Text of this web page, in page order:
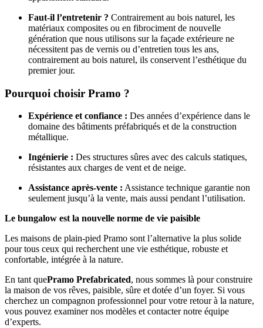
Faut-il l’entretenir ? Contrairement au bois naturel, les
matériaux composites ou en fibrociment de nouvelle
génération que nous utilisons sur la façade extérieure ne
nécessitent pas de vernis ou d’entretien tous les ans,
contrairement au bois naturel, ils conservent l’esthétique du
premier jour.
Pourquoi choisir Pramo ?
Expérience et confiance : Des années d’expérience dans le
domaine des bâtiments préfabriqués et de la construction
métallique.
Ingénierie : Des structures sûres avec des calculs statiques,
résistantes aux charges de vent et de neige.
Assistance après-vente : Assistance technique garantie non
seulement jusqu’à la vente, mais aussi pendant l’utilisation.
Le bungalow est la nouvelle norme de vie paisible
Les maisons de plain-pied Pramo sont l’alternative la plus solide
pour tous ceux qui recherchent une vie esthétique, robuste et
confortable, intégrée à la nature.
En tant quePramo Prefabricated, nous sommes là pour construire
la maison de vos rêves, paisible, sûre et dotée d’un foyer. Si vous
cherchez un compagnon professionnel pour votre retour à la nature,
vous pouvez examiner nos modèles et contacter notre équipe
d’experts.